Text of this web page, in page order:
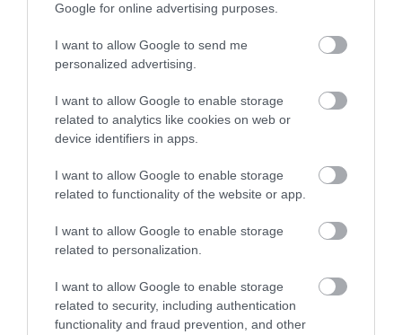
Google for online advertising purposes.
I want to allow Google to send me
personalized advertising.
I want to allow Google to enable storage
related to analytics like cookies on web or
device identifiers in apps.
I want to allow Google to enable storage
related to functionality of the website or app.
I want to allow Google to enable storage
related to personalization.
I want to allow Google to enable storage
related to security, including authentication
functionality and fraud prevention, and other
legfoglalkoztatottabb színész a világon, a
kétszeres Oscar-díjas ausztrál művész úgy
határozott, hogy felhagy a
színészkedéssel, és arra kér mindenkit,
hogy döntését tartsák tiszteletben.
Cate Blanchett végleg
befejezné a filmezést